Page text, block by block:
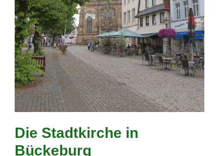
Die Stadtkirche in
Bückeburg